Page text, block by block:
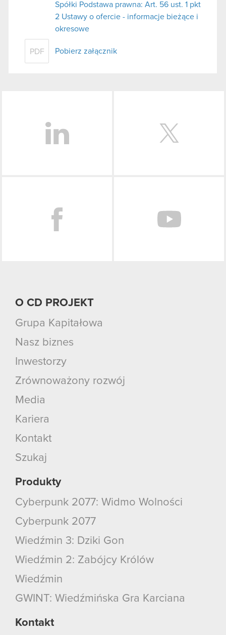
Spółki Podstawa prawna: Art. 56 ust. 1 pkt
2 Ustawy o ofercie - informacje bieżące i
okresowe
PDF Pobierz załącznik
O CD PROJEKT
Grupa Kapitałowa
Nasz biznes
Inwestorzy
Zrównoważony rozwój
Media
Kariera
Kontakt
Szukaj
Produkty
Cyberpunk 2077: Widmo Wolności
Cyberpunk 2077
Wiedźmin 3: Dziki Gon
Wiedźmin 2: Zabójcy Królów
Wiedźmin
GWINT: Wiedźmińska Gra Karciana
Kontakt